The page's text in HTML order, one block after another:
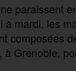
paraissent
à mardi, les
composées
à Grenoble,